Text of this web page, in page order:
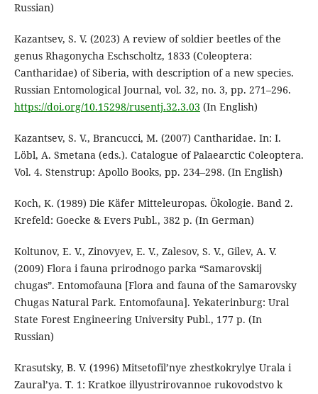
Russian)
Kazantsev, S. V. (2023) A review of soldier beetles of the
genus Rhagonycha Eschscholtz, 1833 (Coleoptera:
Cantharidae) of Siberia, with description of a new species.
Russian Entomological Journal, vol. 32, no. 3, pp. 271–296.
https://doi.org/10.15298/rusentj.32.3.03 (In English)
Kazantsev, S. V., Brancucci, M. (2007) Cantharidae. In: I.
Löbl, A. Smetana (eds.). Catalogue of Palaearctic Coleoptera.
Vol. 4. Stenstrup: Apollo Books, pp. 234–298. (In English)
Koch, K. (1989) Die Käfer Mitteleuropas. Ökologie. Band 2.
Krefeld: Goecke & Evers Publ., 382 p. (In German)
Koltunov, E. V., Zinovyev, E. V., Zalesov, S. V., Gilev, A. V.
(2009) Flora i fauna prirodnogo parka “Samarovskij
chugas”. Entomofauna [Flora and fauna of the Samarovsky
Chugas Natural Park. Entomofauna]. Yekaterinburg: Ural
State Forest Engineering University Publ., 177 р. (In
Russian)
Krasutsky, B. V. (1996) Mitsetofilʼnye zhestkokrylye Urala i
Zauralʼya. T. 1: Kratkoe illyustrirovannoe rukovodstvo k